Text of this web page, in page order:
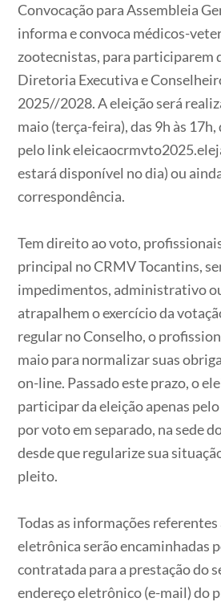
Convocação para Assembleia
informa e convoca médicos-
zootecnistas, para participarem
Diretoria Executiva e
2025//2028. A eleição será
maio (terça-feira), das 9h às
pelo link
estará disponível no dia) ou
correspondência.
Tem direito ao voto,
principal no CRMV Tocantins,
impedimentos, administrativo
atrapalhem o exercício da
regular no Conselho, o
maio para normalizar suas
on-line. Passado este prazo, o
participar da eleição apenas
por voto em separado, na sede
desde que regularize sua
pleito.
Todas as informações
eletrônica serão encaminhadas
contratada para a prestação do
endereço eletrônico (e-mail) do